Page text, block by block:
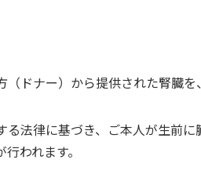
ドナー）から提供された腎臓を
る法律に基づき、ご本人が生前
われます。